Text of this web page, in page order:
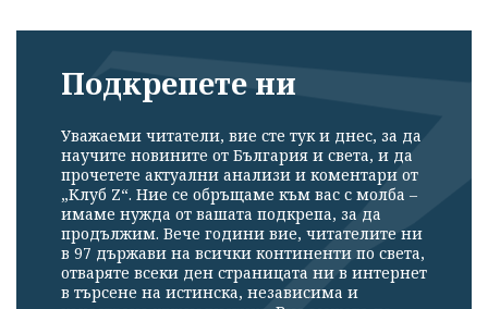
Подкрепете ни
Уважаеми читатели, вие сте тук и днес, за да
научите новините от България и света, и да
прочетете актуални анализи и коментари от
„Клуб Z“. Ние се обръщаме към вас с молба –
имаме нужда от вашата подкрепа, за да
продължим. Вече години вие, читателите ни
в 97 държави на всички континенти по света,
отваряте всеки ден страницата ни в интернет
в търсене на истинска, независима и